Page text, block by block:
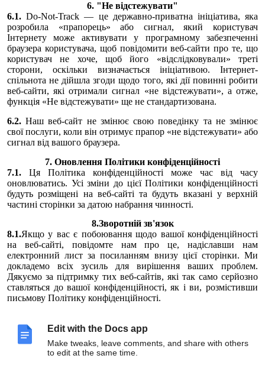
Edit with the Docs app
Make tweaks, leave comments, and share with others
to edit at the same time.
6. "Не відстежувати"
6.1.Do-Not-Track — це державно-приватна ініціатива, яка
розробила «прапорець» або сигнал, який користувач
Інтернету може активувати у програмному забезпеченні
браузера користувача, щоб повідомити веб-сайти про те, що
користувач не хоче, щоб його «відслідковували» треті
сторони, оскільки визначається ініціативою. Інтернет-
спільнота не дійшла згоди щодо того, які дії повинні робити
веб-сайти, які отримали сигнал «не відстежувати», а отже,
функція «Не відстежувати» ще не стандартизована.
6.2.Наш веб-сайт не змінює свою поведінку та не змінює
свої послуги, коли він отримує прапор «не відстежувати» або
сигнал від вашого браузера.
7. Оновлення Політики конфіденційності
7.1. Ця Політика конфіденційності може час від часу
оновлюватись. Усі зміни до цієї Політики конфіденційності
будуть розміщені на веб-сайті та будуть вказані у верхній
частині сторінки за датою набрання чинності.
8.Зворотній зв'язок
8.1.Якщо у вас є побоювання щодо вашої конфіденційності
на веб-сайті, повідомте нам про це, надіславши нам
електронний лист за посиланням внизу цієї сторінки. Ми
докладемо всіх зусиль для вирішення ваших проблем.
Дякуємо за підтримку тих веб-сайтів, які так само серйозно
ставляться до вашої конфіденційності, як і ви, розмістивши
письмову Політику конфіденційності.
ФОП Савицький Сергій Іванович
ІПН 2771911192
Юридична адреса: 65017, Одеська область, місто Одеса,